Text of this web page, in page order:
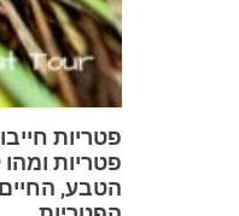
פטריות
פטריות
הטבע,